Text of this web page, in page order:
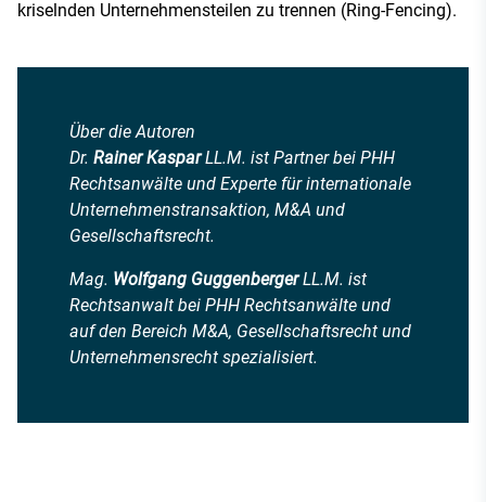
kriselnden Unternehmensteilen zu trennen (Ring-Fencing).
Über die Autoren
Dr. Rainer KasparLL.M. ist Partner bei PHH
Rechtsanwälte und Experte für internationale
Unternehmenstransaktion, M&A und
Gesellschaftsrecht.
Mag. Wolfgang GuggenbergerLL.M. ist
Rechtsanwalt bei PHH Rechtsanwälte und
auf den Bereich M&A, Gesellschaftsrecht und
Unternehmensrecht spezialisiert.